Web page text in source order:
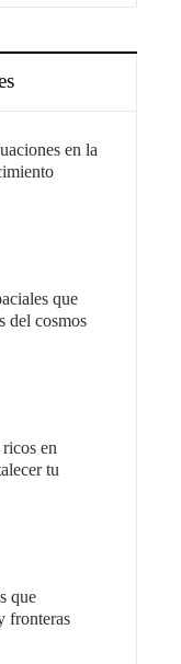
en la
que
del cosmos
en
tu
que
fronteras